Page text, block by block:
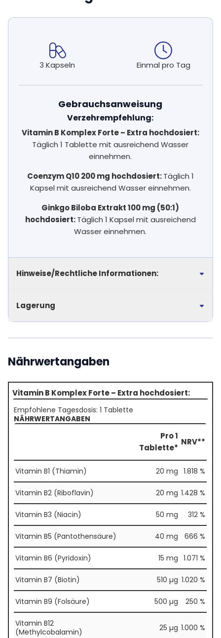
3 Kapseln Einmal pro Tag
Gebrauchsanweisung
Verzehrempfehlung:
Vitamin B Komplex Forte – Extra hochdosiert:
Täglich 1 Tablette mit ausreichend Wasser
einnehmen.
Coenzym Q10 200 mg hochdosiert:Täglich 1
Kapsel mit ausreichend Wasser einnehmen.
Ginkgo Biloba Extrakt 100 mg (50:1)
hochdosiert:Täglich 1 Kapsel mit ausreichend
Wasser einnehmen.
Hinweise/Rechtliche Informationen:
Lagerung
Nährwertangaben
Vitamin B Komplex Forte – Extra hochdosiert:
Empfohlene Tagesdosis: 1 Tablette
NÄHRWERTANGABEN
Pro 1
Tablette*
NRV**
Vitamin B1 (Thiamin) 20 mg 1.818 %
Vitamin B2 (Riboflavin) 20 mg 1.428 %
Vitamin B3 (Niacin) 50 mg 312 %
Vitamin B5 (Pantothensäure) 40 mg 666 %
Vitamin B6 (Pyridoxin) 15 mg 1.071 %
Vitamin B7 (Biotin) 510 µg 1.020 %
Vitamin B9 (Folsäure) 500 µg 250 %
Vitamin B12
(Methylcobalamin)
25 µg 1.000 %